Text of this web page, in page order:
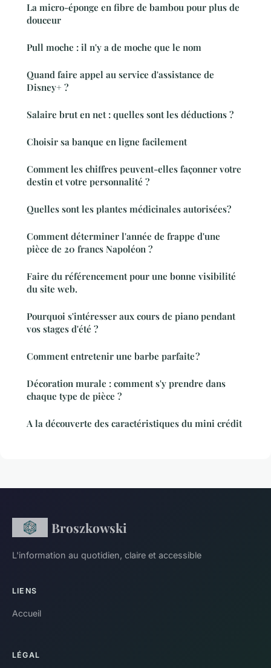
La micro-éponge en fibre de bambou pour plus de
douceur
Pull moche : il n'y a de moche que le nom
Quand faire appel au service d'assistance de
Disney+ ?
Salaire brut en net : quelles sont les déductions ?
Choisir sa banque en ligne facilement
Comment les chiffres peuvent-elles façonner votre
destin et votre personnalité ?
Quelles sont les plantes médicinales autorisées?
Comment déterminer l'année de frappe d'une
pièce de 20 francs Napoléon ?
Faire du référencement pour une bonne visibilité
du site web.
Pourquoi s'intéresser aux cours de piano pendant
vos stages d'été ?
Comment entretenir une barbe parfaite ?
Décoration murale : comment s'y prendre dans
chaque type de pièce ?
A la découverte des caractéristiques du mini crédit
Broszkowski
L'information au quotidien, claire et accessible
LIENS
Accueil
LÉGAL